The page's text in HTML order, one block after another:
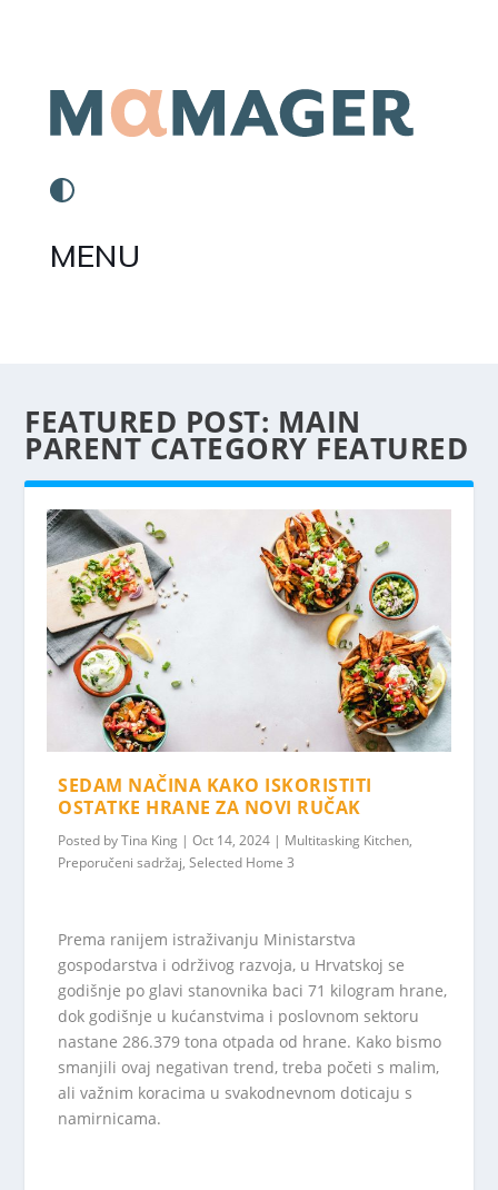
MENU
FEATURED POST: MAIN
PARENT CATEGORY FEATURED
SEDAM NAČINA KAKO ISKORISTITI
OSTATKE HRANE ZA NOVI RUČAK
Posted byTina King |Oct 14, 2024 | Multitasking Kitchen,
Preporučeni sadržaj,Selected Home 3
Prema ranijem istraživanju Ministarstva
gospodarstva i održivog razvoja, u Hrvatskoj se
godišnje po glavi stanovnika baci 71 kilogram hrane,
dok godišnje u kućanstvima i poslovnom sektoru
nastane 286.379 tona otpada od hrane. Kako bismo
smanjili ovaj negativan trend, treba početi s malim,
ali važnim koracima u svakodnevnom doticaju s
namirnicama.